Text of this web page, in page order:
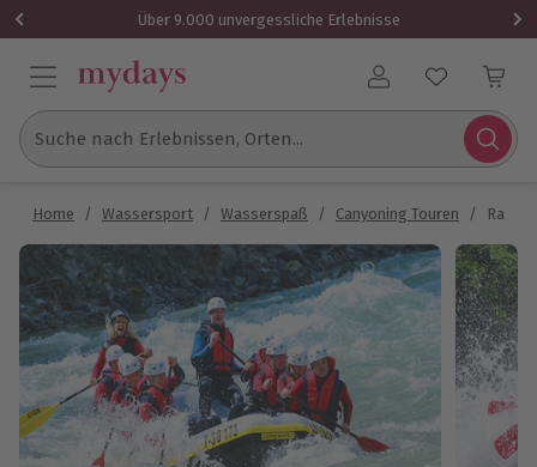
Über 9.000 unvergessliche Erlebnisse
Benutzerkonto
Suche nach Erlebnissen, Orten...
Home / Wassersport / Wasserspaß / Canyoning Touren /